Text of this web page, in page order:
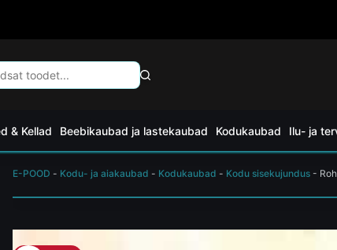
& Kellad Beebikaubad ja lastekaubad Kodukaubad Ilu- ja
E-POOD - Kodu- ja aiakaubad - Kodukaubad - Kodu sisekujundus -